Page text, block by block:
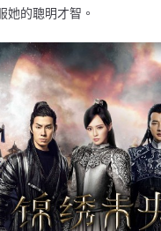
她的聰明才智。